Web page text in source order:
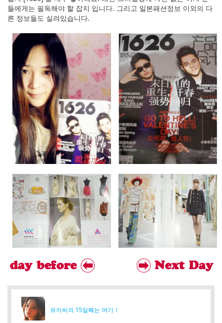
tiéng Viêt
Bahasa Indonesia
들에게는 필독해야 할 잡지 입니다. 그리고 일본패션정보 이외의 다
른 정보들도 실려있습니다.
유키씨의 15일째는 여기！